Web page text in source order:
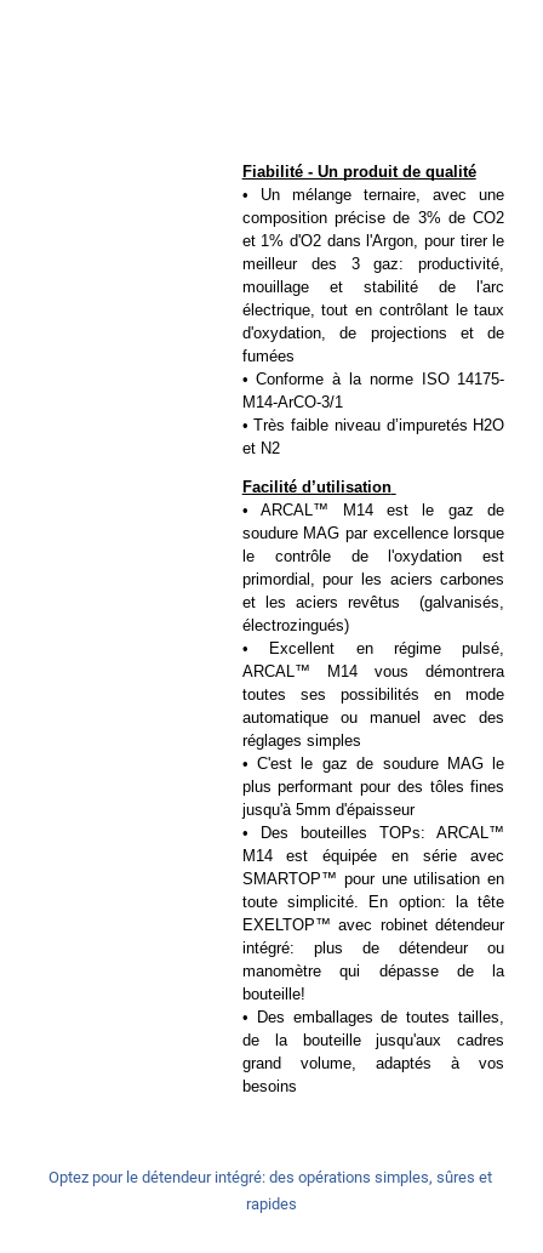
Fiabilité - Un produit de qualité
• Un mélange ternaire, avec une
composition précise de 3% de CO2
et 1% d'O2 dans l'Argon, pour tirer le
meilleur des 3 gaz: productivité,
mouillage et stabilité de l'arc
électrique, tout en contrôlant le taux
d'oxydation, de projections et de
fumées
• Conforme à la norme ISO 14175-
M14-ArCO-3/1
• Très faible niveau d’impuretés H2O
et N2
Facilité d’utilisation
• ARCAL™ M14 est le gaz de
soudure MAG par excellence lorsque
le contrôle de l'oxydation est
primordial, pour les aciers carbones
et les aciers revêtus  (galvanisés,
électrozingués)
• Excellent en régime pulsé,
ARCAL™ M14 vous démontrera
toutes ses possibilités en mode
automatique ou manuel avec des
réglages simples
• C'est le gaz de soudure MAG le
plus performant pour des tôles fines
jusqu'à 5mm d'épaisseur
• Des bouteilles TOPs: ARCAL™
M14 est équipée en série avec
SMARTOP™ pour une utilisation en
toute simplicité. En option: la tête
EXELTOP™ avec robinet détendeur
intégré: plus de détendeur ou
manomètre qui dépasse de la
bouteille!
• Des emballages de toutes tailles,
de la bouteille jusqu'aux cadres
grand volume, adaptés à vos
besoins
Optez pour le détendeur intégré: des opérations simples, sûres et
rapides